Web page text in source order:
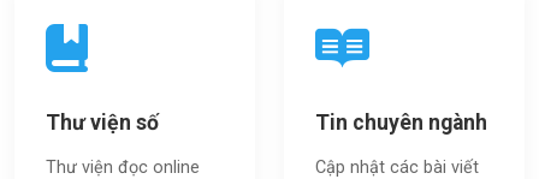
Thư viện số
Thư viện đọc online
Tin chuyên ngành
Cập nhật các bài viết